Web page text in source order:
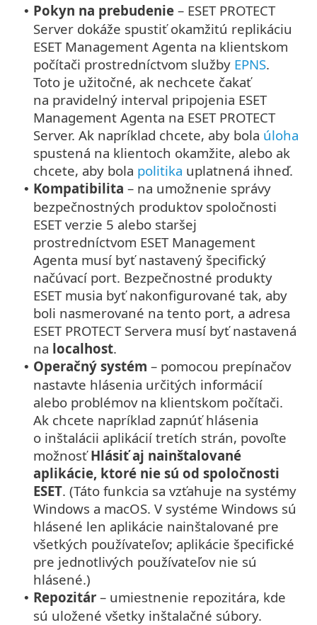
• Pokyn na prebudenie – ESET PROTECT
Server dokáže spustiť okamžitú replikáciu
ESET Management Agenta na klientskom
počítači prostredníctvom služby EPNS.
Toto je užitočné, ak nechcete čakať
na pravidelný interval pripojenia ESET
Management Agenta na ESET PROTECT
Server. Ak napríklad chcete, aby bola úloha
spustená na klientoch okamžite, alebo ak
chcete, aby bola politika uplatnená ihneď.
• Kompatibilita – na umožnenie správy
bezpečnostných produktov spoločnosti
ESET verzie 5 alebo staršej
prostredníctvom ESET Management
Agenta musí byť nastavený špecifický
načúvací port. Bezpečnostné produkty
ESET musia byť nakonfigurované tak, aby
boli nasmerované na tento port, a adresa
ESET PROTECT Servera musí byť nastavená
na localhost.
• Operačný systém – pomocou prepínačov
nastavte hlásenia určitých informácií
alebo problémov na klientskom počítači.
Ak chcete napríklad zapnúť hlásenia
o inštalácii aplikácií tretích strán, povoľte
možnosťHlásiť aj nainštalované
aplikácie, ktoré nie sú od spoločnosti
ESET. (Táto funkcia sa vzťahuje na systémy
Windows a macOS. V systéme Windows sú
hlásené len aplikácie nainštalované pre
všetkých používateľov; aplikácie špecifické
pre jednotlivých používateľov nie sú
hlásené.)
• Repozitár – umiestnenie repozitára, kde
sú uložené všetky inštalačné súbory.